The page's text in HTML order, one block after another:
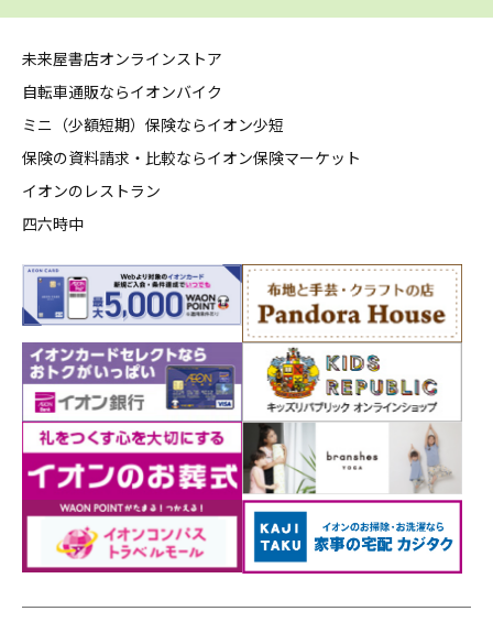
未来屋書店オンラインストア
自転車通販ならイオンバイク
ミニ（少額短期）保険ならイオン少短
保険の資料請求・比較ならイオン保険マーケット
イオンのレストラン
四六時中